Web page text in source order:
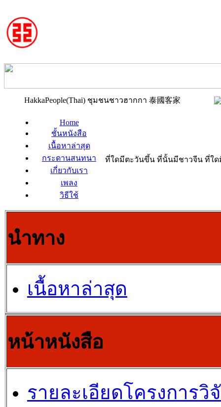
HakkaPeople(Thai) ชุมชนชาวฮากกา 泰國客家
Home
ชั้นหนังสือ
เนื้อหาล่าสุด
กระดานสนทนา
เกี่ยวกับเรา
เพลง
วิธีใช้
ที่ใดมีตะวันขึ้น ที่นั้นมีชาวจีน ที่ใดมี
นำทาง
เนื้อหาล่าสุด
หน้าหนังสือ
รายละเอียดโครงการวิ